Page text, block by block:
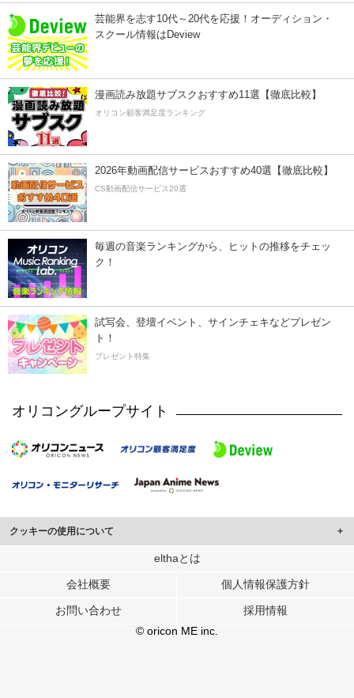
芸能界を志す10代～20代を応援！オーディション・
スクール情報はDeview
漫画読み放題サブスクおすすめ11選【徹底比較】
オリコン顧客満足度ランキング
2026年動画配信サービスおすすめ40選【徹底比較】
CS動画配信サービス20選
毎週の音楽ランキングから、ヒットの推移をチェッ
ク！
試写会、登壇イベント、サインチェキなどプレゼン
ト！
プレゼント特集
オリコングループサイト
クッキーの使用について
このサイトでは Cookie を使用して、ユーザーに合わせたコンテンツや広告の
行っています。
メディアや広告配信、データ解析の各パートナーに提供しています。
各パートナーは、この情報とユーザーが各パートナーに提供した他の情報や、
ユーザーが各パートナーのサービスを使用したときに収集した他の情報を組み
elthaとは
会社概要 個人情報保護方針
お問い合わせ
採用情報
© oricon ME inc.